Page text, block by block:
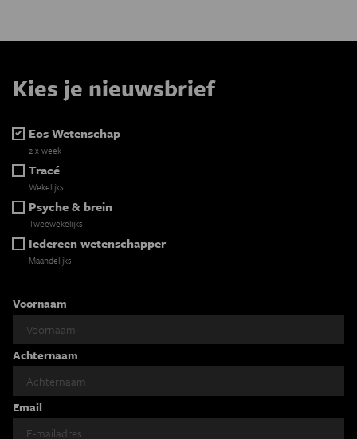
Kies je nieuwsbrief
Eos Wetenschap
2 x week
Tracé
Wekelijks
Psyche & brein
Tweewekelijks
Iedereen wetenschapper
Maandelijks
Voornaam
Achternaam
Email